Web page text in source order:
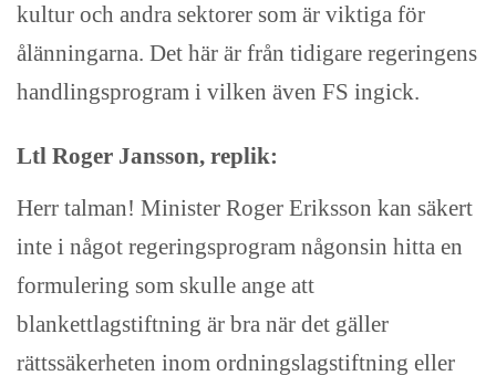
kultur och andra sektorer som är viktiga för
ålänningarna. Det här är från tidigare regeringens
handlingsprogram i vilken även FS ingick.
Ltl Roger Jansson, replik:
Herr talman! Minister Roger Eriksson kan säkert
inte i något regeringsprogram någonsin hitta en
formulering som skulle ange att
blankettlagstiftning är bra när det gäller
rättssäkerheten inom ordningslagstiftning eller